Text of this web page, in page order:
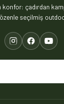
konfor: çadırdan
seçilmiş